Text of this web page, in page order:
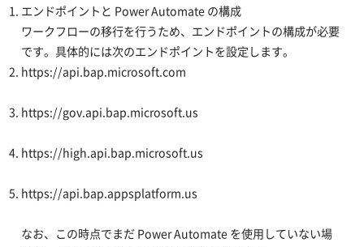
エンドポイントと Power Automate の構成
ワークフローの移行を行うため、エンドポイントの構成が必要
です。具体的には次のエンドポイントを設定します。
https://api.bap.microsoft.com
https://gov.api.bap.microsoft.us
https://high.api.bap.microsoft.us
https://api.bap.appsplatform.us
なお、この時点でまだ Power Automate を使用していない場